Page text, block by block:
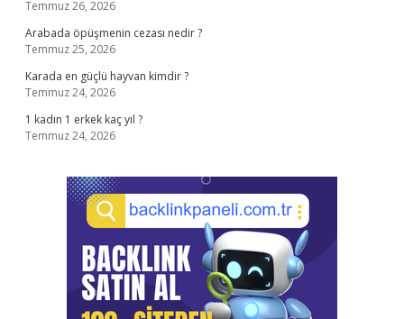
Temmuz 26, 2026
Arabada öpüşmenin cezası nedir ?
Temmuz 25, 2026
Karada en güçlü hayvan kimdir ?
Temmuz 24, 2026
1 kadın 1 erkek kaç yıl ?
Temmuz 24, 2026